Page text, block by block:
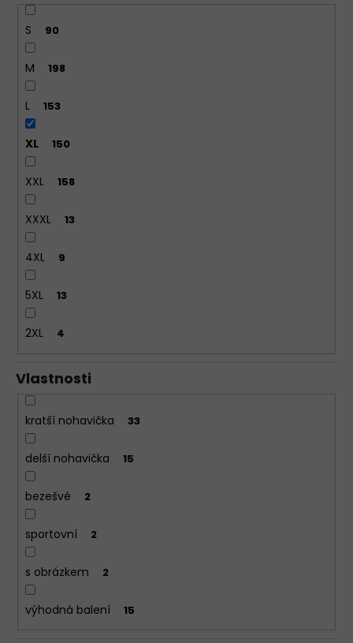
S 90
M 198
L 153
XL 150
XXL 158
XXXL 13
4XL 9
5XL 13
2XL 4
Vlastnosti
kratší nohavička 33
delší nohavička 15
bezešvé 2
sportovní 2
s obrázkem 2
výhodná balení 15